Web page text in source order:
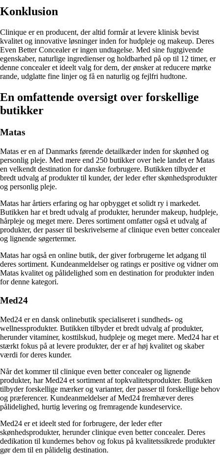
Konklusion
Clinique er en producent, der altid formår at levere klinisk bevist
kvalitet og innovative løsninger inden for hudpleje og makeup. Deres
Even Better Concealer er ingen undtagelse. Med sine fugtgivende
egenskaber, naturlige ingredienser og holdbarhed på op til 12 timer, er
denne concealer et ideelt valg for dem, der ønsker at reducere mørke
rande, udglatte fine linjer og få en naturlig og fejlfri hudtone.
En omfattende oversigt over forskellige
butikker
Matas
Matas er en af Danmarks førende detailkæder inden for skønhed og
personlig pleje. Med mere end 250 butikker over hele landet er Matas
en velkendt destination for danske forbrugere. Butikken tilbyder et
bredt udvalg af produkter til kunder, der leder efter skønhedsprodukter
og personlig pleje.
Matas har årtiers erfaring og har opbygget et solidt ry i markedet.
Butikken har et bredt udvalg af produkter, herunder makeup, hudpleje,
hårpleje og meget mere. Deres sortiment omfatter også et udvalg af
produkter, der passer til beskrivelserne af clinique even better concealer
og lignende søgertermer.
Matas har også en online butik, der giver forbrugerne let adgang til
deres sortiment. Kundeanmeldelser og ratings er positive og vidner om
Matas kvalitet og pålidelighed som en destination for produkter inden
for denne kategori.
Med24
Med24 er en dansk onlinebutik specialiseret i sundheds- og
wellnessprodukter. Butikken tilbyder et bredt udvalg af produkter,
herunder vitaminer, kosttilskud, hudpleje og meget mere. Med24 har et
stærkt fokus på at levere produkter, der er af høj kvalitet og skaber
værdi for deres kunder.
Når det kommer til clinique even better concealer og lignende
produkter, har Med24 et sortiment af topkvalitetsprodukter. Butikken
tilbyder forskellige mærker og varianter, der passer til forskellige behov
og præferencer. Kundeanmeldelser af Med24 fremhæver deres
pålidelighed, hurtig levering og fremragende kundeservice.
Med24 er et ideelt sted for forbrugere, der leder efter
skønhedsprodukter, herunder clinique even better concealer. Deres
dedikation til kundernes behov og fokus på kvalitetssikrede produkter
gør dem til en pålidelig destination.